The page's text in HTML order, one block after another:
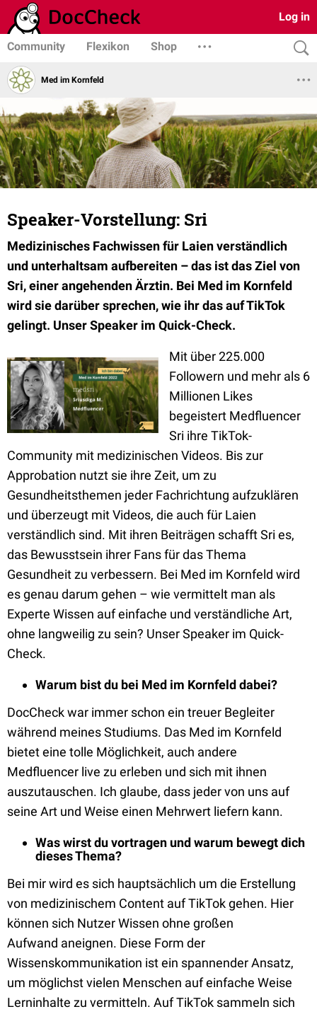
Log in
Community Flexikon Shop
Med im Kornfeld
Speaker-Vorstellung: Sri
Medizinisches Fachwissen für Laien verständlich
und unterhaltsam aufbereiten – das ist das Ziel von
Sri, einer angehenden Ärztin. Bei Med im Kornfeld
wird sie darüber sprechen, wie ihr das auf TikTok
gelingt. Unser Speaker im Quick-Check.
Mit über 225.000
Followern und mehr als 6
Millionen Likes
begeistert Medfluencer
Sri ihre TikTok-
Community mit medizinischen Videos. Bis zur
Approbation nutzt sie ihre Zeit, um zu
Gesundheitsthemen jeder Fachrichtung aufzuklären
und überzeugt mit Videos, die auch für Laien
verständlich sind. Mit ihren Beiträgen schafft Sri es,
das Bewusstsein ihrer Fans für das Thema
Gesundheit zu verbessern. Bei Med im Kornfeld wird
es genau darum gehen – wie vermittelt man als
Experte Wissen auf einfache und verständliche Art,
ohne langweilig zu sein? Unser Speaker im Quick-
Check.
Warum bist du bei Med im Kornfeld dabei?
DocCheck war immer schon ein treuer Begleiter
während meines Studiums. Das Med im Kornfeld
bietet eine tolle Möglichkeit, auch andere
Medfluencer live zu erleben und sich mit ihnen
auszutauschen. Ich glaube, dass jeder von uns auf
seine Art und Weise einen Mehrwert liefern kann.
Was wirst du vortragen und warum bewegt dich
dieses Thema?
Bei mir wird es sich hauptsächlich um die Erstellung
von medizinischem Content aufTikTokgehen. Hier
können sich Nutzer Wissen ohne großen
Aufwand aneignen. Diese Form der
Wissenskommunikation ist ein spannender Ansatz,
um möglichstvielen Menschen auf einfache Weise
Lerninhalte zu vermitteln. Auf TikTok sammeln sich